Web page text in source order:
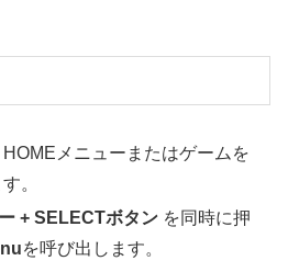
メニューまたはゲームを
。
+ SELECTボタン を同時に押
を呼び出します。